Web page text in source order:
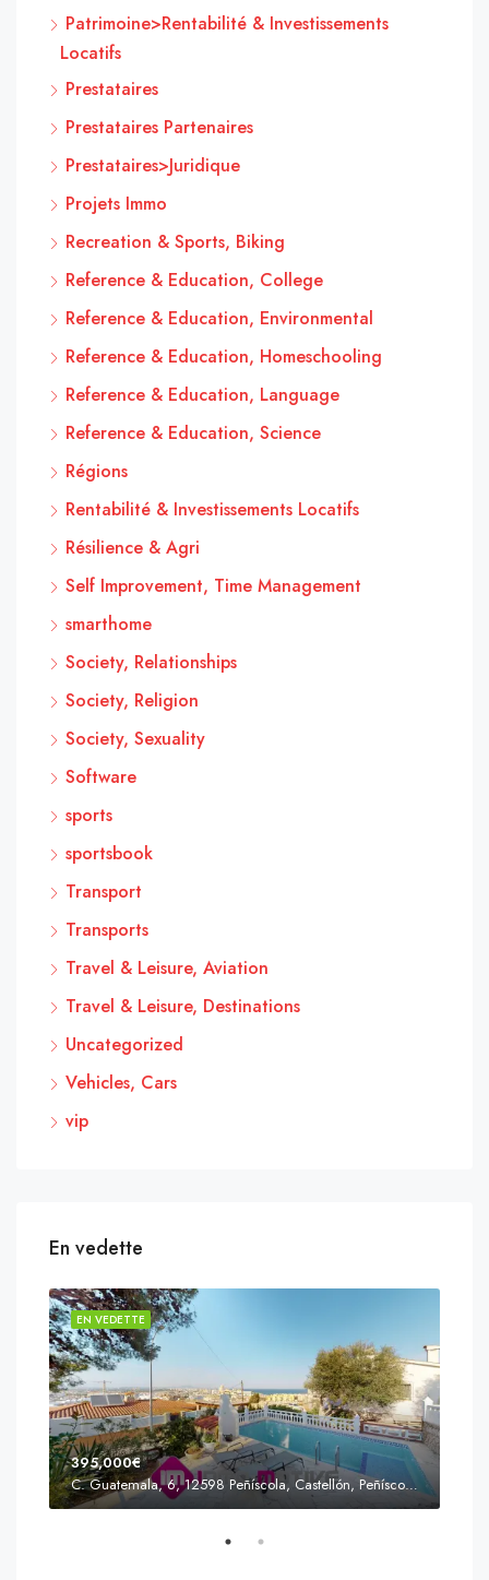
Patrimoine>Rentabilité & Investissements
Locatifs
Prestataires
Prestataires Partenaires
Prestataires>Juridique
Projets Immo
Recreation & Sports, Biking
Reference & Education, College
Reference & Education, Environmental
Reference & Education, Homeschooling
Reference & Education, Language
Reference & Education, Science
Régions
Rentabilité & Investissements Locatifs
Résilience & Agri
Self Improvement, Time Management
smarthome
Society, Relationships
Society, Religion
Society, Sexuality
Software
sports
sportsbook
Transport
Transports
Travel & Leisure, Aviation
Travel & Leisure, Destinations
Uncategorized
Vehicles, Cars
vip
En vedette
EN VEDETTE
395,000€
C. Guatemala, 6, 12598 Peñíscola, Castellón, Peñíscola, Communauté valencienne